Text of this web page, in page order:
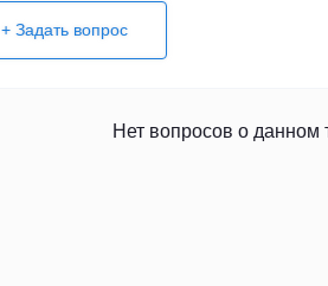
+ Задать вопрос
Нет вопросов о данном